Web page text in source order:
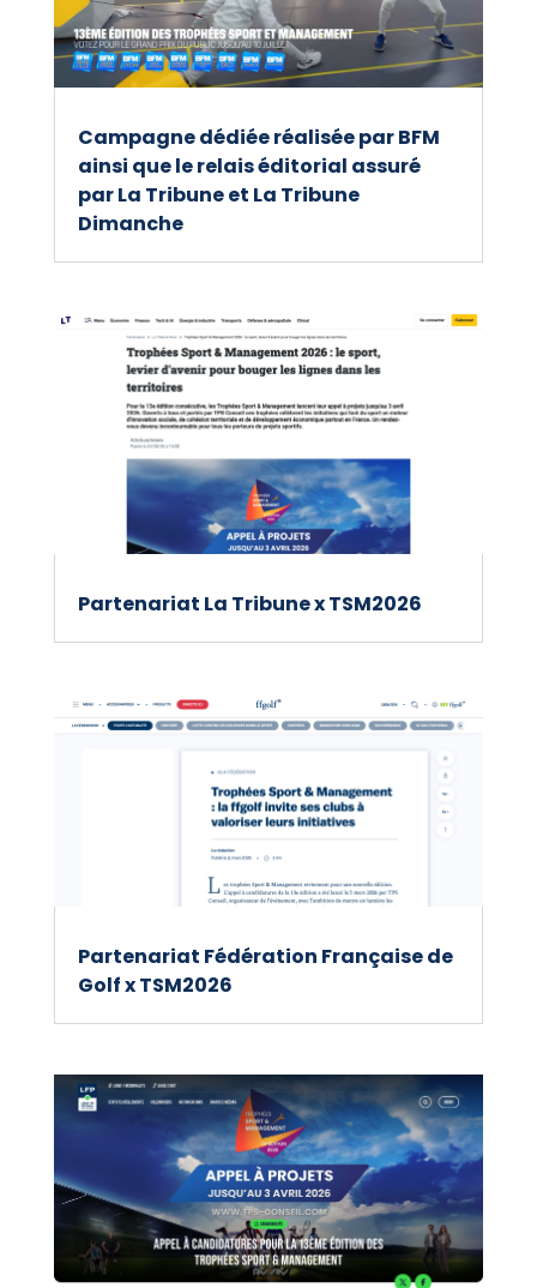
Campagne dédiée réalisée par BFM
ainsi que le relais éditorial assuré
par La Tribune et La Tribune
Dimanche
Partenariat La Tribune x TSM2026
Partenariat Fédération Française de
Golf x TSM2026